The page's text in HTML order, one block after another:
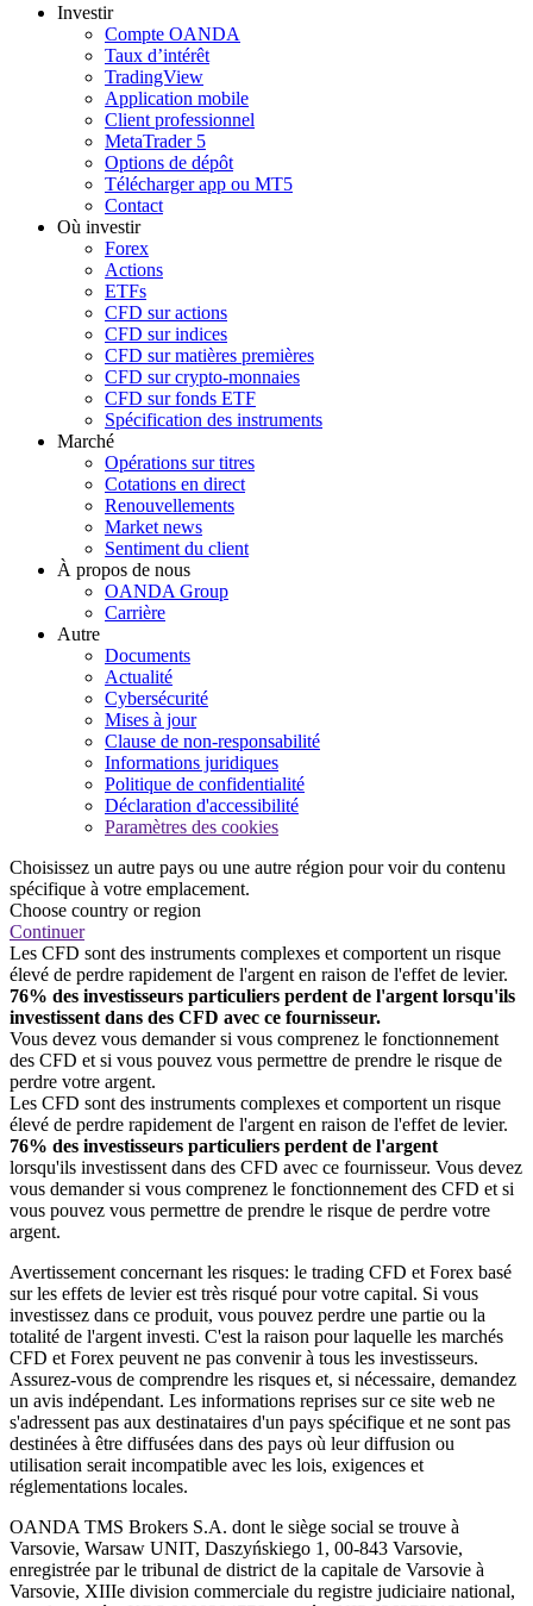
Investir
Compte OANDA
Taux d’intérêt
TradingView
Application mobile
Client professionnel
MetaTrader 5
Options de dépôt
Télécharger app ou MT5
Contact
Où investir
Forex
Actions
ETFs
CFD sur actions
CFD sur indices
CFD sur matières premières
CFD sur crypto-monnaies
CFD sur fonds ETF
Spécification des instruments
Marché
Opérations sur titres
Cotations en direct
Renouvellements
Market news
Sentiment du client
À propos de nous
OANDA Group
Carrière
Autre
Documents
Actualité
Cybersécurité
Mises à jour
Clause de non-responsabilité
Informations juridiques
Politique de confidentialité
Déclaration d'accessibilité
Paramètres des cookies
Choisissez un autre pays ou une autre région pour voir du contenu
spécifique à votre emplacement.
Choose country or region
Continuer
Les CFD sont des instruments complexes et comportent un risque
élevé de perdre rapidement de l'argent en raison de l'effet de levier.
76% des investisseurs particuliers perdent de l'argent lorsqu'ils
investissent dans des CFD avec ce fournisseur.
Vous devez vous demander si vous comprenez le fonctionnement
des CFD et si vous pouvez vous permettre de prendre le risque de
perdre votre argent.
Les CFD sont des instruments complexes et comportent un risque
élevé de perdre rapidement de l'argent en raison de l'effet de levier.
76% des investisseurs particuliers perdent de l'argent
lorsqu'ils investissent dans des CFD avec ce fournisseur. Vous devez
vous demander si vous comprenez le fonctionnement des CFD et si
vous pouvez vous permettre de prendre le risque de perdre votre
argent.
Avertissement concernant les risques: le trading CFD et Forex basé
sur les effets de levier est très risqué pour votre capital. Si vous
investissez dans ce produit, vous pouvez perdre une partie ou la
totalité de l'argent investi. C'est la raison pour laquelle les marchés
CFD et Forex peuvent ne pas convenir à tous les investisseurs.
Assurez-vous de comprendre les risques et, si nécessaire, demandez
un avis indépendant. Les informations reprises sur ce site web ne
s'adressent pas aux destinataires d'un pays spécifique et ne sont pas
destinées à être diffusées dans des pays où leur diffusion ou
utilisation serait incompatible avec les lois, exigences et
réglementations locales.
OANDA TMS Brokers S.A. dont le siège social se trouve à
Varsovie, Warsaw UNIT, Daszyńskiego 1, 00-843 Varsovie,
enregistrée par le tribunal de district de la capitale de Varsovie à
Varsovie, XIIIe division commerciale du registre judiciaire national,